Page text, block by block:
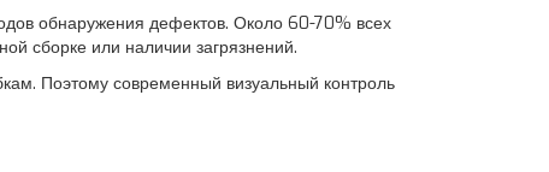
обнаружения дефектов. Около 60-70% всех
сборке или наличии загрязнений.
Поэтому современный визуальный контроль